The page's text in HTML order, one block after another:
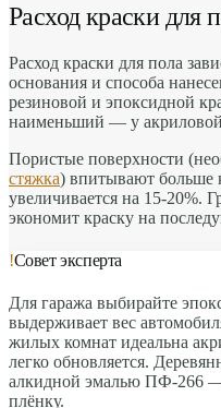
Расход краски для
Расход краски для пола
основания и способа
резиновой и эпоксидной
наименьший — у
Пористые поверхности
стяжка) впитывают больше
увеличивается на 15-20%.
экономит краску на
!Совет эксперта
Для гаража выбирайте
выдерживает вес
жилых комнат идеальна
легко обновляется.
алкидной эмалью ПФ-266 —
плёнку.